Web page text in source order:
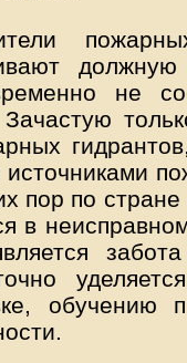
не
пор по
в
обучению